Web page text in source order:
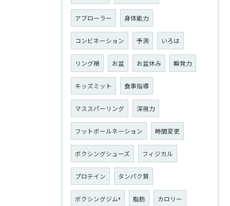
アブローラー 身体能力
コンビネーション 予測 いろは
リング禍 お盆 お盆休み 瞬発力
キッズミット 食事指導
マススパーリング 深視力
フットボールネーション 時間変更
ボクシングシューズ フィジカル
プロテイン タンパク質
ボクシングジム+ 脂肪 カロリー